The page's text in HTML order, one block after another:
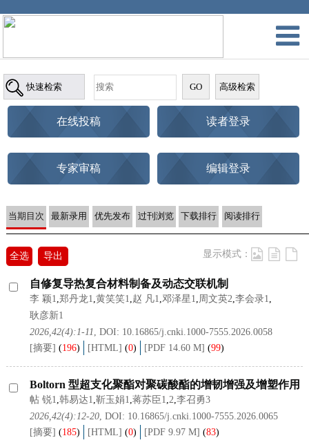
在线投稿 读者登录
专家审稿 编辑登录
当期目次 最新录用 优先发布 过刊浏览 下载排行 阅读排行
全选 导出 显示模式：
自修复导热复合材料制备及动态交联机制
李 颖1,郑丹龙1,黄笑笑1,赵 凡1,邓泽星1,周文英2,李会录1,
耿彦新1
2026,42(4):1-11, DOI: 10.16865/j.cnki.1000-7555.2026.0058
[摘要] (196) [HTML] (0) [PDF 14.60 M] (99)
Boltorn 型超支化聚酯对聚碳酸酯的增韧增强及增塑作用
帖 锐1,韩易达1,靳玉娟1,蒋苏臣1,2,李召勇3
2026,42(4):12-20, DOI: 10.16865/j.cnki.1000-7555.2026.0065
[摘要] (185) [HTML] (0) [PDF 9.97 M] (83)